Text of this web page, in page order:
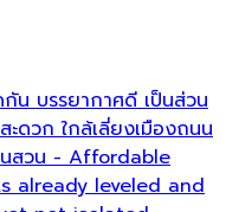
น บรรยากาศดี เป็นส่วน
ดวก ใกล้เลี่ยงเมืองถนน
นสวน - Affordable
already leveled and